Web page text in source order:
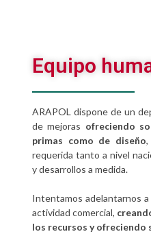
Equipo
ARAPOL dispone de un
de mejoras ofreciendo
primas como de diseño,
requerida tanto a nivel
y desarrollos a medida.
Intentamos adelantarnos
actividad comercial,
los recursos y ofreciendo